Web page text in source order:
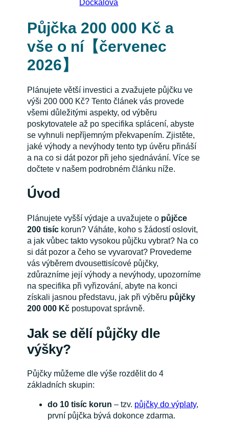
Dočkalová
Půjčka 200 000 Kč a
vše o ní【červenec
2026】
Plánujete větší investici a zvažujete půjčku ve
výši 200 000 Kč? Tento článek vás provede
všemi důležitými aspekty, od výběru
poskytovatele až po specifika splácení, abyste
se vyhnuli nepříjemným překvapením. Zjistěte,
jaké výhody a nevýhody tento typ úvěru přináší
a na co si dát pozor při jeho sjednávání. Více se
dočtete v našem podrobném článku níže.
Úvod
Plánujete vyšší výdaje a uvažujete o půjčce
200 tisíckorun? Váháte, koho s žádostí oslovit,
a jak vůbec takto vysokou půjčku vybrat? Na co
si dát pozor a čeho se vyvarovat? Provedeme
vás výběrem dvousettisícové půjčky,
zdůrazníme její výhody a nevýhody, upozorníme
na specifika při vyřizování, abyte na konci
získali jasnou představu, jak při výběru půjčky
200 000 Kčpostupovat správně.
Jak se dělí půjčky dle
výšky?
Půjčky můžeme dle výše rozdělit do 4
základních skupin:
do 10 tisíc korun – tzv. půjčky do výplaty,
první půjčka bývá dokonce zdarma.